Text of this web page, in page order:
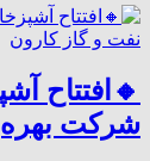
شرکت